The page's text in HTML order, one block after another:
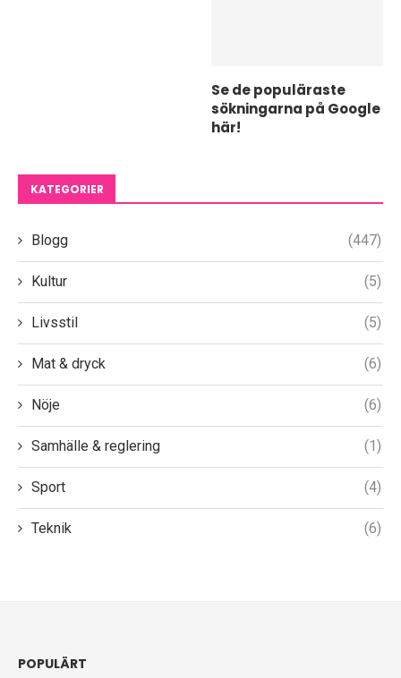
Se de populäraste
sökningarna på Google
här!
KATEGORIER
Blogg (447)
Kultur (5)
Livsstil (5)
Mat & dryck (6)
Nöje (6)
Samhälle & reglering (1)
Sport (4)
Teknik (6)
POPULÄRT